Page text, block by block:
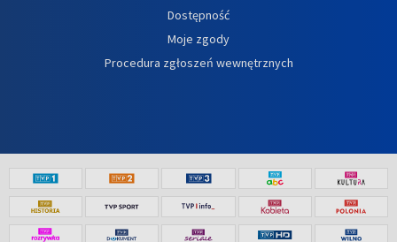
Dostępność
Moje zgody
Procedura zgłoszeń wewnętrznych